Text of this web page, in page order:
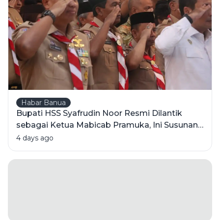
Mentah vs
Minyak
Olahan
Habar Banua
Bupati HSS Syafrudin Noor Resmi Dilantik
sebagai Ketua Mabicab Pramuka, Ini Susunan
Pengurus 2025-2030
4 days ago